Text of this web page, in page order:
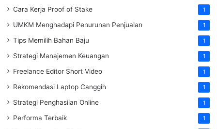
Cara Kerja Proof of Stake 1
UMKM Menghadapi Penurunan Penjualan 1
Tips Memilih Bahan Baju 1
Strategi Manajemen Keuangan 1
Freelance Editor Short Video 1
Rekomendasi Laptop Canggih 1
Strategi Penghasilan Online 1
Performa Terbaik 1